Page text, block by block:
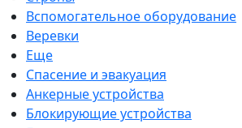
Вспомогательное оборудование
Веревки
Еще
Спасение и эвакуация
Анкерные устройства
Блокирующие устройства